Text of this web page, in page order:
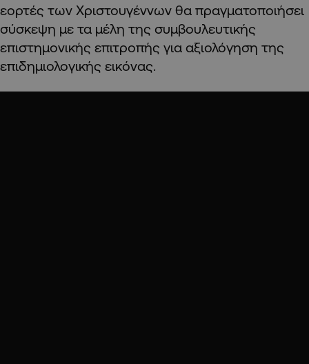
εορτές των Χριστουγέννων θα πραγματοποιήσει
σύσκεψη με τα μέλη της συμβουλευτικής
επιστημονικής επιτροπής για αξιολόγηση της
επιδημιολογικής εικόνας.